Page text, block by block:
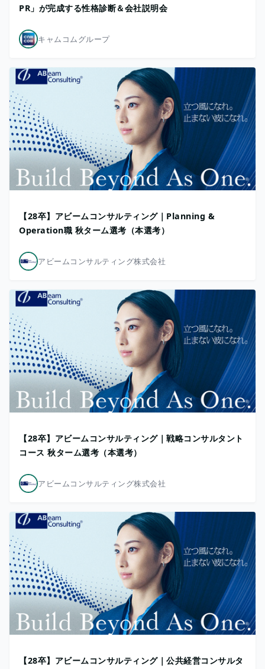
PR」が完成する性格診断＆会社説明会
キャムコムグループ
【28卒】アビームコンサルティング｜Planning &
Operation職 秋ターム選考（本選考）
アビームコンサルティング株式会社
【28卒】アビームコンサルティング｜戦略コンサルタント
コース 秋ターム選考（本選考）
アビームコンサルティング株式会社
【28卒】アビームコンサルティング｜公共経営コンサルタ